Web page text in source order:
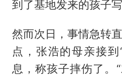
到了基地发来的孩子写
然而次日，事情急转
点，张浩的母亲接
息，称孩子摔伤了。